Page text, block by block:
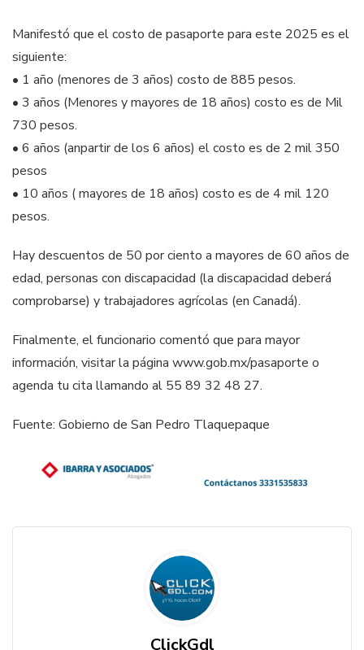
Manifestó que el costo de pasaporte para este 2025 es el
siguiente:
• 1 año (menores de 3 años) costo de 885 pesos.
• 3 años (Menores y mayores de 18 años) costo es de Mil
730 pesos.
• 6 años (anpartir de los 6 años) el costo es de 2 mil 350
pesos
• 10 años ( mayores de 18 años) costo es de 4 mil 120
pesos.
Hay descuentos de 50 por ciento a mayores de 60 años de
edad, personas con discapacidad (la discapacidad deberá
comprobarse) y trabajadores agrícolas (en Canadá).
Finalmente, el funcionario comentó que para mayor
información, visitar la página www.gob.mx/pasaporte o
agenda tu cita llamando al 55 89 32 48 27.
Fuente: Gobierno de San Pedro Tlaquepaque
ClickGdl